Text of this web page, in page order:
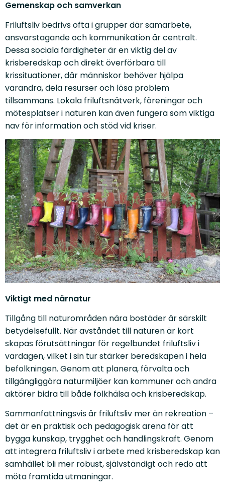
Gemenskap och samverkan
Friluftsliv bedrivs ofta i grupper där samarbete,
ansvarstagande och kommunikation är centralt.
Dessa sociala färdigheter är en viktig del av
krisberedskap och direkt överförbara till
krissituationer, där människor behöver hjälpa
varandra, dela resurser och lösa problem
tillsammans. Lokala friluftsnätverk, föreningar och
mötesplatser i naturen kan även fungera som viktiga
nav för information och stöd vid kriser.
Viktigt med närnatur
Tillgång till naturområden nära bostäder är särskilt
betydelsefullt. När avståndet till naturen är kort
skapas förutsättningar för regelbundet friluftsliv i
vardagen, vilket i sin tur stärker beredskapen i hela
befolkningen. Genom att planera, förvalta och
tillgängliggöra naturmiljöer kan kommuner och andra
aktörer bidra till både folkhälsa och krisberedskap.
Sammanfattningsvis är friluftsliv mer än rekreation –
det är en praktisk och pedagogisk arena för att
bygga kunskap, trygghet och handlingskraft. Genom
att integrera friluftsliv i arbete med krisberedskap kan
samhället bli mer robust, självständigt och redo att
möta framtida utmaningar.